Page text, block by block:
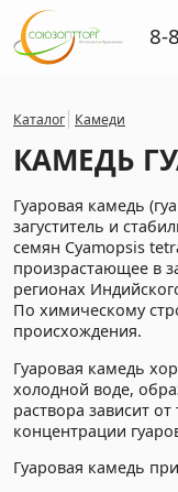
Каталог Камеди
КАМЕДЬ
Гуаровая камедь
загуститель и
семян Cyamopsis
произрастающее в
регионах
По химическому
происхождения.
Гуаровая камедь
холодной воде,
раствора зависит
концентрации
Гуаровая камедь
8-